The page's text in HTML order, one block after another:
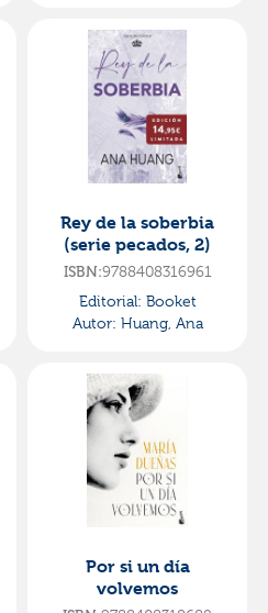
Rey de la soberbia
(serie pecados, 2)
ISBN:9788408316961
Editorial: Booket
Autor: Huang, Ana
Por si un día
volvemos